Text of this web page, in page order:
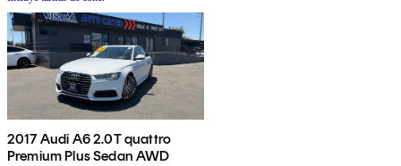
2017 Audi A6 2.0T quattro
Premium Plus Sedan AWD